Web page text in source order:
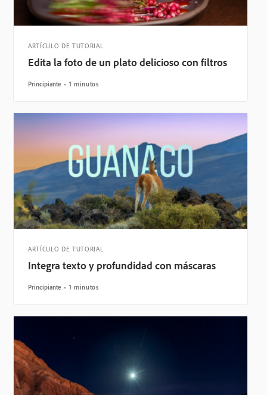
ARTÍCULO DE TUTORIAL
Edita la foto de un plato delicioso con filtros
Principiante 1 minutos
ARTÍCULO DE TUTORIAL
Integra texto y profundidad con máscaras
Principiante 1 minutos